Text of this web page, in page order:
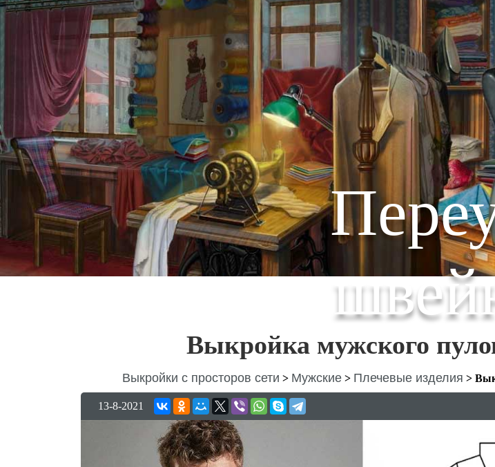
Выкройка мужского
Выкройки с просторов сети > Мужские > Плечевые изделия >
13-8-2021